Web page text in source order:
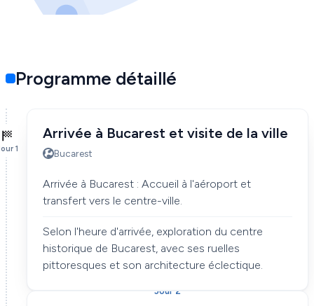
Programme détaillé
1
Arrivée à Bucarest et visite de la ville
Bucarest
Arrivée à Bucarest : Accueil à l'aéroport et
transfert vers le centre-ville.
Selon l'heure d'arrivée, exploration du centre
historique de Bucarest, avec ses ruelles
pittoresques et son architecture éclectique.
Jour 2